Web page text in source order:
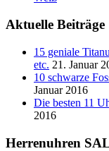
Aktuelle Beiträge
15 geniale
etc. 21. Januar
10 schwarze
Januar 2016
Die besten 11
2016
Herrenuhren